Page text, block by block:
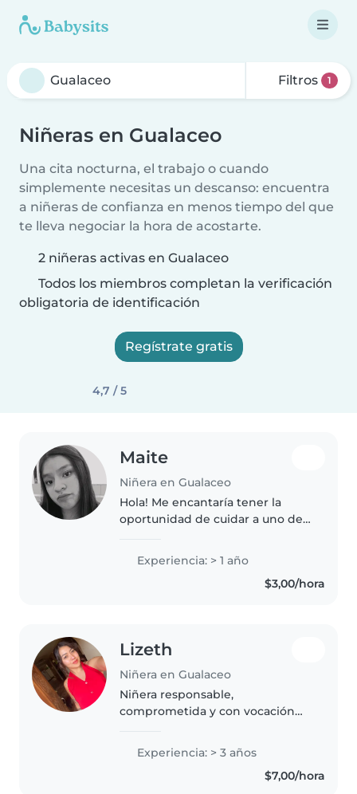
Filtros 1
Niñeras en Gualaceo
Una cita nocturna, el trabajo o cuando
simplemente necesitas un descanso: encuentra
a niñeras de confianza en menos tiempo del que
te lleva negociar la hora de acostarte.
2 niñeras activas en Gualaceo
Todos los miembros completan la verificación
obligatoria de identificación
Regístrate gratis
4,7 / 5
Maite
Niñera en Gualaceo
Hola! Me encantaría tener la
oportunidad de cuidar a uno de
cómoda cuidando niños desde
los 8 meses hasta los 4 años. He
adquirido experiencia cuidando..
Experiencia: > 1 año
$3,00/hora
Lizeth
Niñera en Gualaceo
Niñera responsable,
comprometida y con vocación
acompañamiento y desarrollo de
niños, incluyendo trabajo con
Experiencia: > 3 años
$7,00/hora